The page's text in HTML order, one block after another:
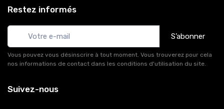
Restez informés
S’abonner
Vous pouvez vous désinscrire à tout moment. Vous trouverez pour cela
nos informations de contact dans les conditions d'utilisation du site.
Suivez-nous